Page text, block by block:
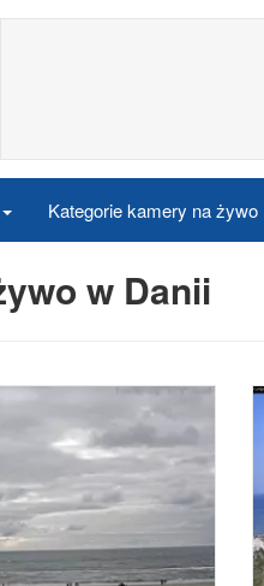
Kategorie kamery na żywo
w Danii